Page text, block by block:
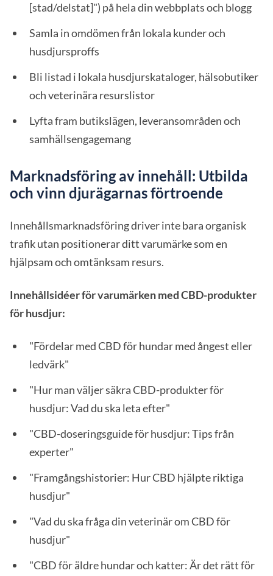
[stad/delstat]") på hela din webbplats och blogg
Samla in omdömen från lokala kunder och
husdjursproffs
Bli listad i lokala husdjurskataloger, hälsobutiker
och veterinära resurslistor
Lyfta fram butikslägen, leveransområden och
samhällsengagemang
Marknadsföring av innehåll: Utbilda
och vinn djurägarnas förtroende
Innehållsmarknadsföring driver inte bara organisk
trafik utan positionerar ditt varumärke som en
hjälpsam och omtänksam resurs.
Innehållsidéer för varumärken med CBD-produkter
för husdjur:
"Fördelar med CBD för hundar med ångest eller
ledvärk"
"Hur man väljer säkra CBD-produkter för
husdjur: Vad du ska leta efter"
"CBD-doseringsguide för husdjur: Tips från
experter"
"Framgångshistorier: Hur CBD hjälpte riktiga
husdjur"
"Vad du ska fråga din veterinär om CBD för
husdjur"
"CBD för äldre hundar och katter: Är det rätt för